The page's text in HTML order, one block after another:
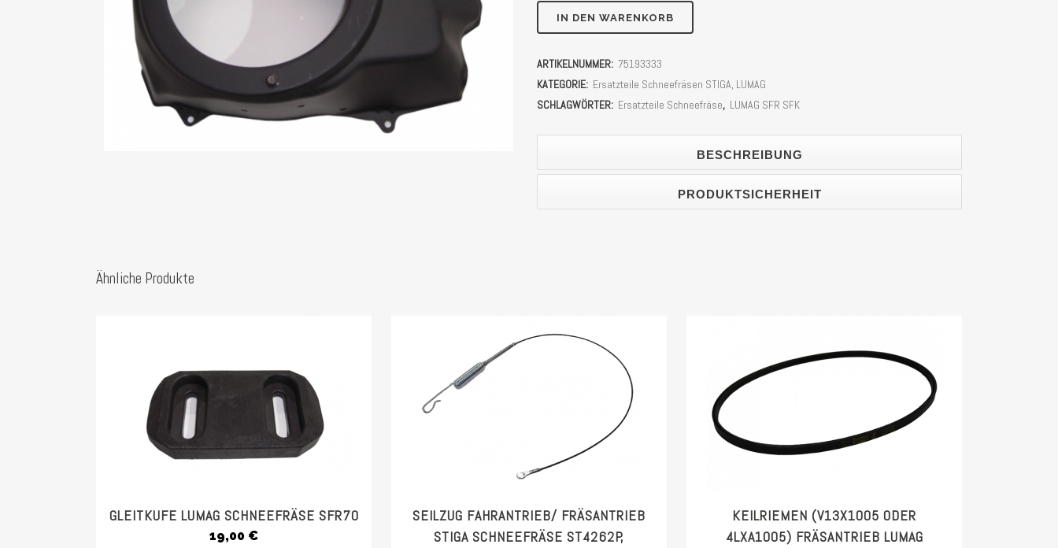
Motorabdeckung
SFR75,
SFK75,
IN DEN WARENKORB
ARTIKELNUMMER: 75193333
KATEGORIE: Ersatzteile Schneefräsen STIGA, LUMAG
SCHLAGWÖRTER: Ersatzteile Schneefräse, LUMAG SFR SFK
BESCHREIBUNG
PRODUKTSICHERHEIT
Ähnliche Produkte
GLEITKUFE LUMAG SCHNEEFRÄSE SFR70
19,00 €
SEILZUG FAHRANTRIEB/ FRÄSANTRIEB
STIGA SCHNEEFRÄSE ST4262P,
KEILRIEMEN (V13X1005 ODER
4LXA1005) FRÄSANTRIEB LUMAG